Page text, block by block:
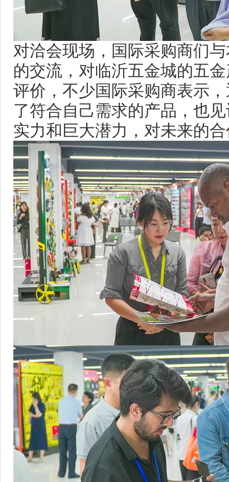
对洽会现场，国际采购商们
的交流，对临沂五金城的五
评价，不少国际采购商表示
了符合自己需求的产品，也
实力和巨大潜力，对未来的